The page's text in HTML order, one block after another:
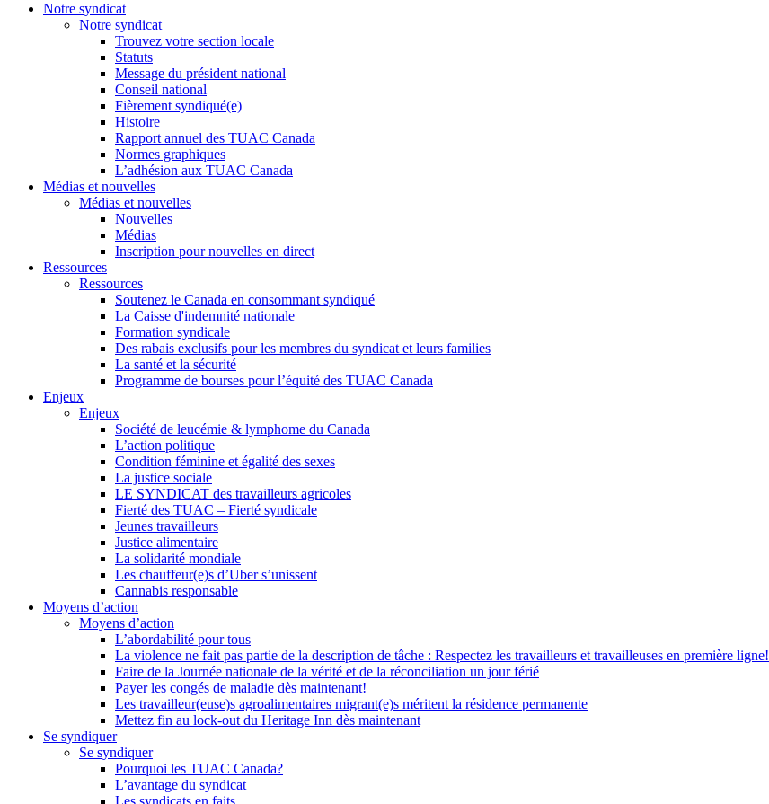
Notre syndicat
Notre syndicat
Trouvez votre section locale
Statuts
Message du président national
Conseil national
Fièrement syndiqué(e)
Histoire
Rapport annuel des TUAC Canada
Normes graphiques
L’adhésion aux TUAC Canada
Médias et nouvelles
Médias et nouvelles
Nouvelles
Médias
Inscription pour nouvelles en direct
Ressources
Ressources
Soutenez le Canada en consommant syndiqué
La Caisse d'indemnité nationale
Formation syndicale
Des rabais exclusifs pour les membres du syndicat et leurs families
La santé et la sécurité
Programme de bourses pour l’équité des TUAC Canada
Enjeux
Enjeux
Société de leucémie & lymphome du Canada
L’action politique
Condition féminine et égalité des sexes
La justice sociale
LE SYNDICAT des travailleurs agricoles
Fierté des TUAC – Fierté syndicale
Jeunes travailleurs
Justice alimentaire
La solidarité mondiale
Les chauffeur(e)s d’Uber s’unissent
Cannabis responsable
Moyens d’action
Moyens d’action
L’abordabilité pour tous
La violence ne fait pas partie de la description de tâche : Respectez les travailleurs et travailleuses en première ligne!
Faire de la Journée nationale de la vérité et de la réconciliation un jour férié
Payer les congés de maladie dès maintenant!
Les travailleur(euse)s agroalimentaires migrant(e)s méritent la résidence permanente
Mettez fin au lock-out du Heritage Inn dès maintenant
Se syndiquer
Se syndiquer
Pourquoi les TUAC Canada?
L’avantage du syndicat